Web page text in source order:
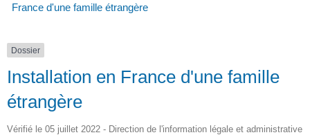
France d'une famille étrangère
Dossier
Installation en France d'une famille
étrangère
Vérifié le 05 juillet 2022 - Direction de l'information légale et administrative